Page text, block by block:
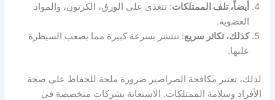
أيضاً، تلف الممتلكات: تتغذى على الورق، الكرتون، والمواد
العضوية.
كذلك، تكاثر سريع: تنتشر بسرعة كبيرة مما يصعب السيطرة
عليها.
لذلك، تعتبر مكافحة الصراصير ضرورة ملحة للحفاظ على صحة
الأفراد وسلامة الممتلكات. الاستعانة بشركات متخصصة في